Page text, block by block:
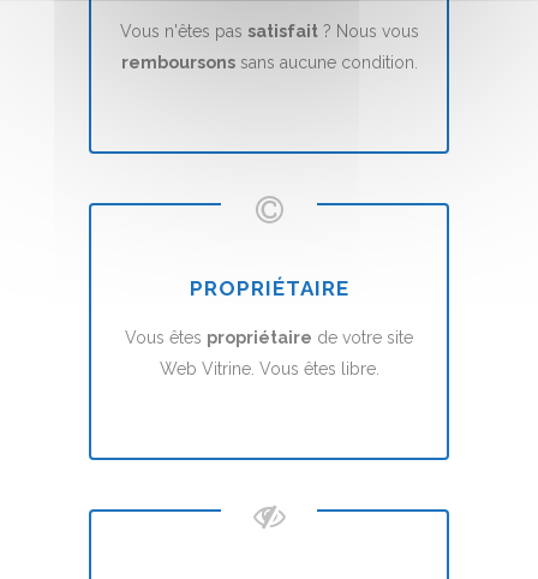
Vous n'êtes pas satisfait? Nous vous
remboursonssans aucune condition.
PROPRIÉTAIRE
Vous êtes propriétaire de votre site
Web Vitrine. Vous êtes libre.